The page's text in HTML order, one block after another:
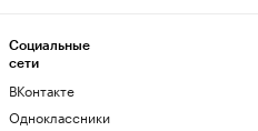
Социальные
сети
ВКонтакте
Одноклассники